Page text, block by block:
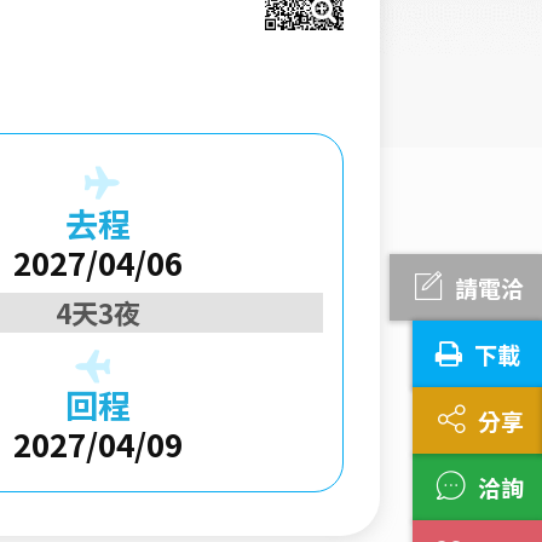
請電洽
下載
分享
洽詢
去程
2027/04/06
4天3夜
回程
2027/04/09